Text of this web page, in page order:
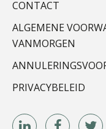
CONTACT
ALGEMENE
VANMORGEN
PRIVACYBELEID